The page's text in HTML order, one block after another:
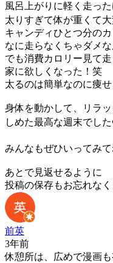
風呂上がりに軽く走っ
太りすぎて体が重くて大
キャンディひとつ分の
なに走らなくちゃダメ
でも消費カロリー見て
家に欲しくなった！笑
太るのは簡単なのに痩
身体を動かして、リラ
しめた最高な週末でし
みんなもぜひいってみ
あとで見返せるように
投稿の保存もお忘れなく
前英
3年前
休憩所は、広めで漫画